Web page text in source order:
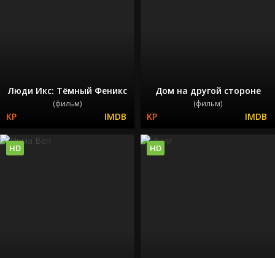
Люди Икс: Тёмный Феникс
(фильм)
Дом на другой стороне
(фильм)
HD HD